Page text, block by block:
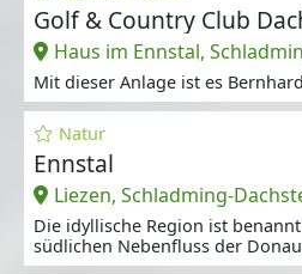
Golf & Country Club
Haus im Ennstal,
Mit dieser Anlage ist es
Natur
Ennstal
Liezen, Schladming-
Die idyllische Region ist
südlichen Nebenfluss der